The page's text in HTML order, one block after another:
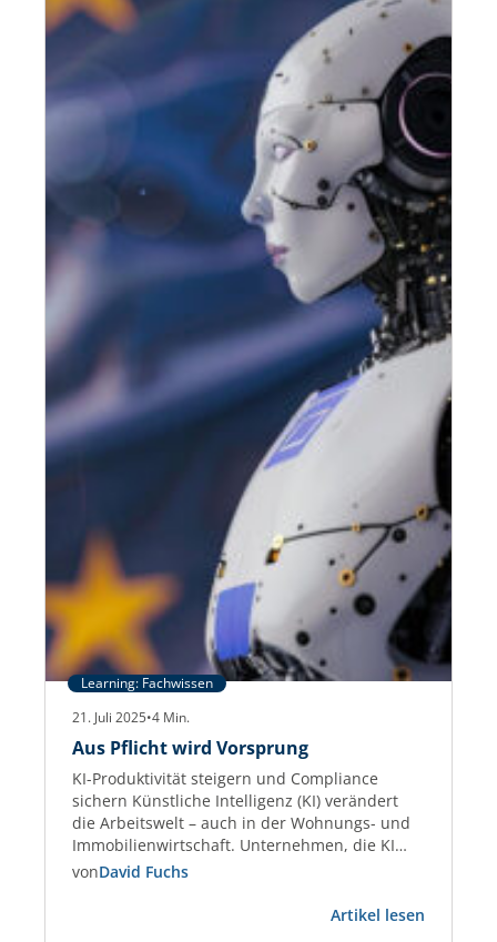
Learning: Fachwissen
21. Juli 2025•4 Min.
Aus Pflicht wird Vorsprung
KI-Produktivität steigern und Compliance
sichern Künstliche Intelligenz (KI) verändert
die Arbeitswelt – auch in der Wohnungs- und
Immobilienwirtschaft. Unternehmen, die KI
gezielt einsetzen, steigern die Effizienz bei
Dokumentenmanagement um bis zu 45 %.
vonDavid Fuchs
Artikel lesen